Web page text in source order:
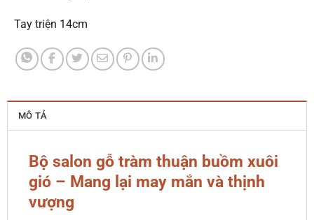
Tay triện 14cm
MÔ TẢ
Bộ salon gỗ tràm thuận buồm xuôi
gió – Mang lại may mắn và thịnh
vượng